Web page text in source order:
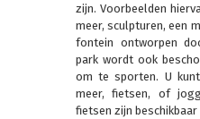
zijn. Voorbeelden
meer, sculpturen, een
fontein ontworpen
park wordt ook
om te sporten. U
meer, fietsen, of
fietsen zijn beschikbaar